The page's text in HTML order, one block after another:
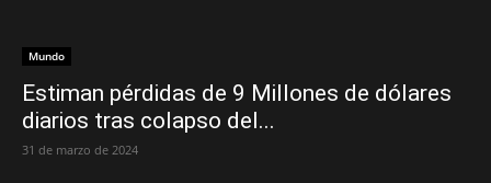
Mundo
Estiman pérdidas de 9 Millones de dólares
diarios tras colapso del...
31 de marzo de 2024